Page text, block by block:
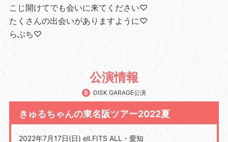
こじ開けてでも会いに来てください♡
たくさんの出会いがありますように♡
らぶち♡
公演情報
DISK GARAGE公演
きゅるちゃんの東名阪ツアー2022夏
2022年7月17日(日) ell.FITS ALL・愛知